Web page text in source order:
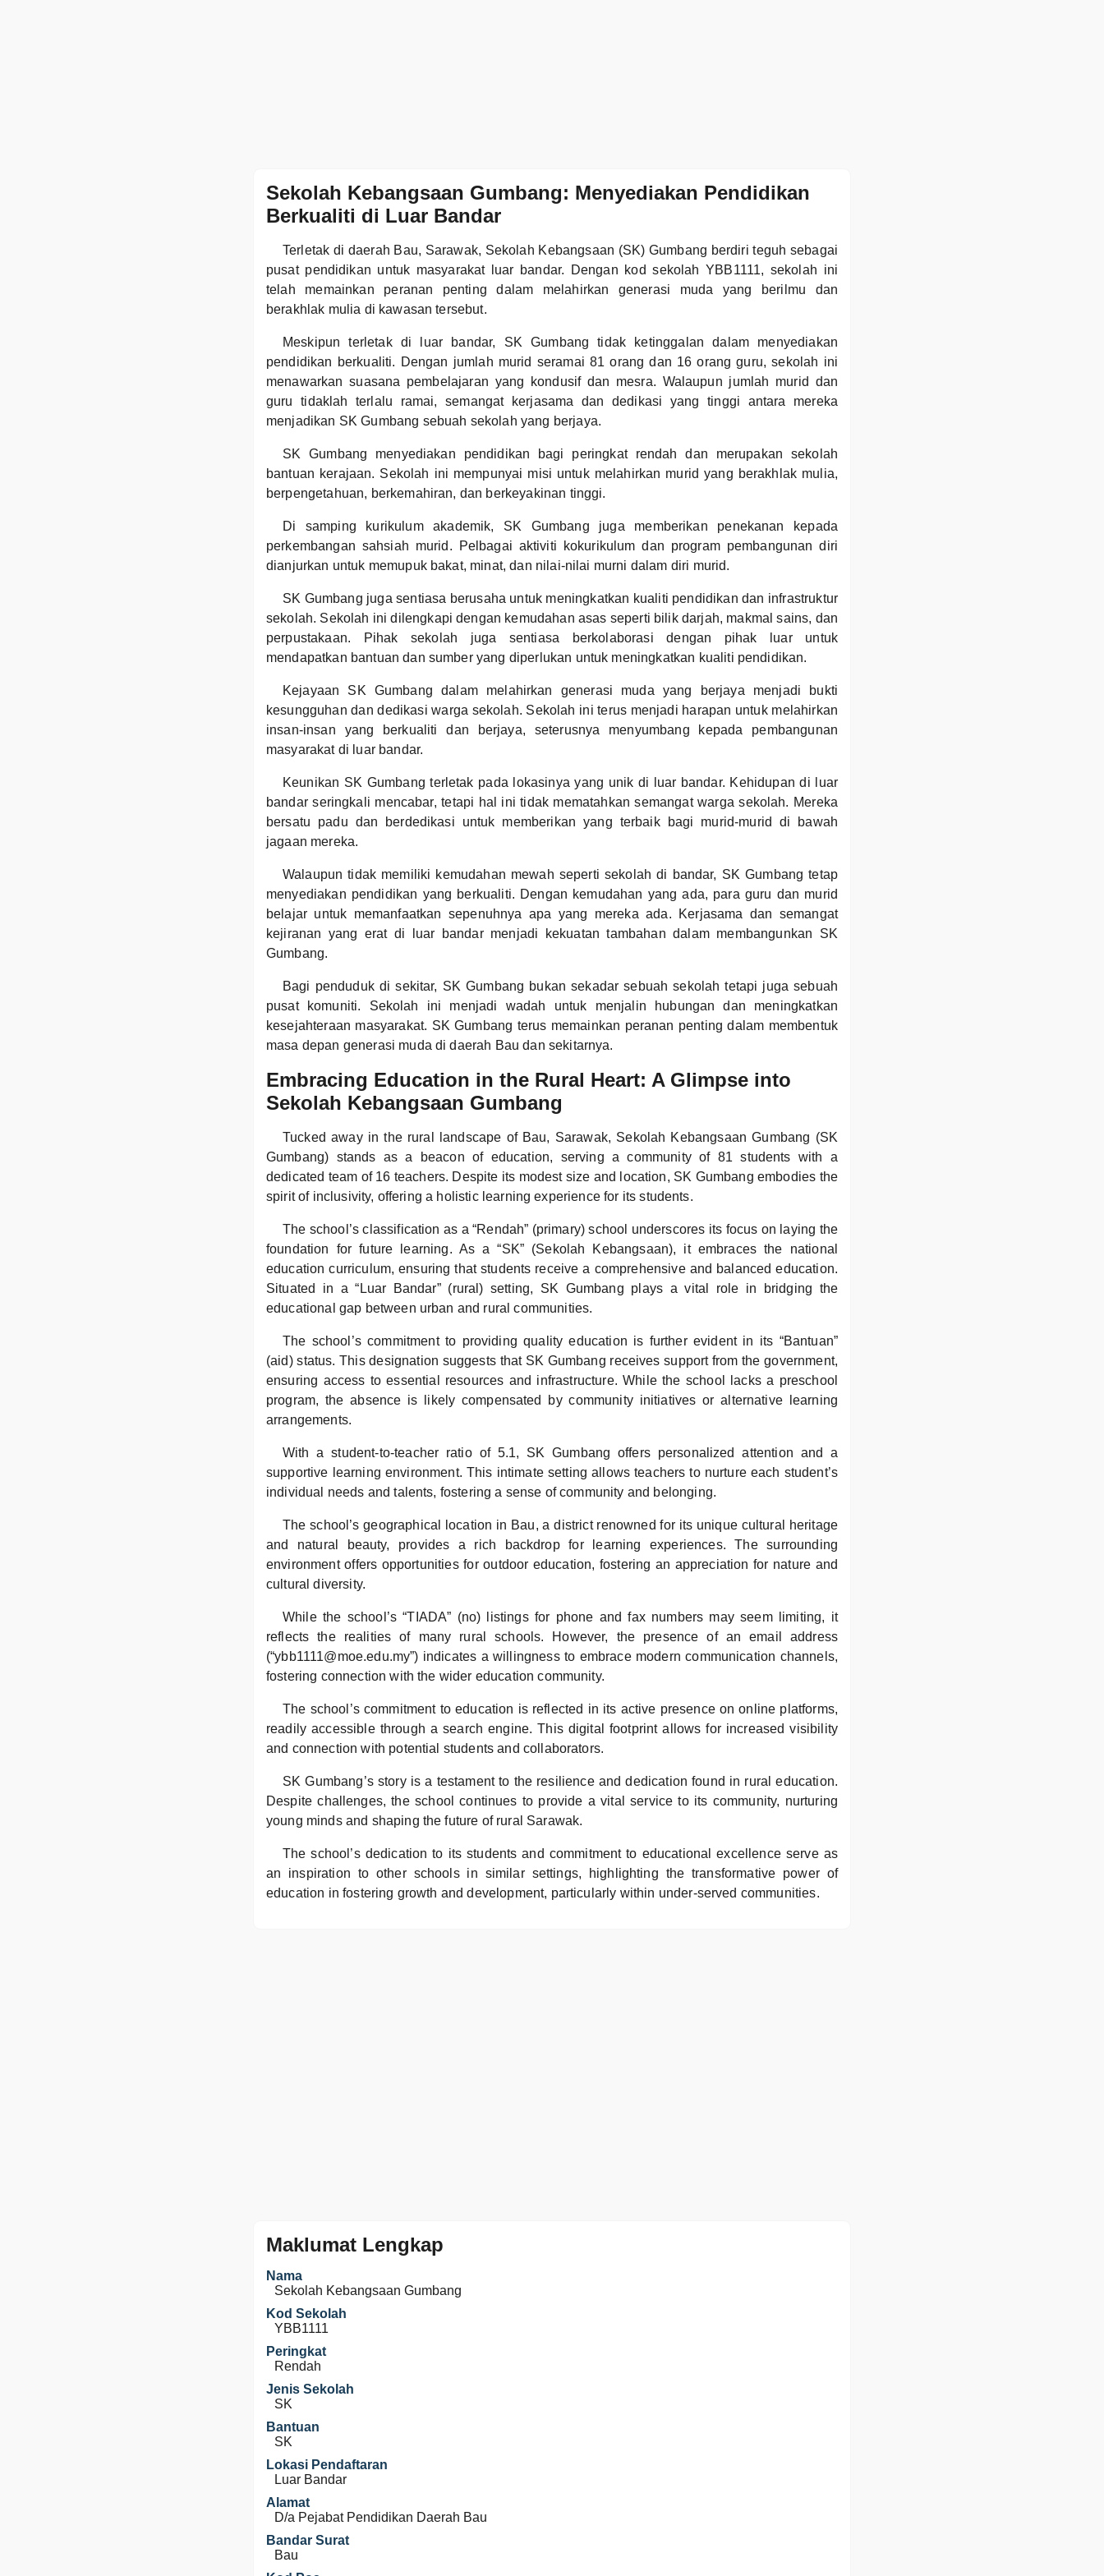
Sekolah Kebangsaan Gumbang: Menyediakan Pendidikan
Berkualiti di Luar Bandar
Terletak di daerah Bau, Sarawak, Sekolah Kebangsaan (SK) Gumbang berdiri teguh sebagai
pusat pendidikan untuk masyarakat luar bandar. Dengan kod sekolah YBB1111, sekolah ini
telah memainkan peranan penting dalam melahirkan generasi muda yang berilmu dan
berakhlak mulia di kawasan tersebut.
Meskipun terletak di luar bandar, SK Gumbang tidak ketinggalan dalam menyediakan
pendidikan berkualiti. Dengan jumlah murid seramai 81 orang dan 16 orang guru, sekolah ini
menawarkan suasana pembelajaran yang kondusif dan mesra. Walaupun jumlah murid dan
guru tidaklah terlalu ramai, semangat kerjasama dan dedikasi yang tinggi antara mereka
menjadikan SK Gumbang sebuah sekolah yang berjaya.
SK Gumbang menyediakan pendidikan bagi peringkat rendah dan merupakan sekolah
bantuan kerajaan. Sekolah ini mempunyai misi untuk melahirkan murid yang berakhlak mulia,
berpengetahuan, berkemahiran, dan berkeyakinan tinggi.
Di samping kurikulum akademik, SK Gumbang juga memberikan penekanan kepada
perkembangan sahsiah murid. Pelbagai aktiviti kokurikulum dan program pembangunan diri
dianjurkan untuk memupuk bakat, minat, dan nilai-nilai murni dalam diri murid.
SK Gumbang juga sentiasa berusaha untuk meningkatkan kualiti pendidikan dan infrastruktur
sekolah. Sekolah ini dilengkapi dengan kemudahan asas seperti bilik darjah, makmal sains, dan
perpustakaan. Pihak sekolah juga sentiasa berkolaborasi dengan pihak luar untuk
mendapatkan bantuan dan sumber yang diperlukan untuk meningkatkan kualiti pendidikan.
Kejayaan SK Gumbang dalam melahirkan generasi muda yang berjaya menjadi bukti
kesungguhan dan dedikasi warga sekolah. Sekolah ini terus menjadi harapan untuk melahirkan
insan-insan yang berkualiti dan berjaya, seterusnya menyumbang kepada pembangunan
masyarakat di luar bandar.
Keunikan SK Gumbang terletak pada lokasinya yang unik di luar bandar. Kehidupan di luar
bandar seringkali mencabar, tetapi hal ini tidak mematahkan semangat warga sekolah. Mereka
bersatu padu dan berdedikasi untuk memberikan yang terbaik bagi murid-murid di bawah
jagaan mereka.
Walaupun tidak memiliki kemudahan mewah seperti sekolah di bandar, SK Gumbang tetap
menyediakan pendidikan yang berkualiti. Dengan kemudahan yang ada, para guru dan murid
belajar untuk memanfaatkan sepenuhnya apa yang mereka ada. Kerjasama dan semangat
kejiranan yang erat di luar bandar menjadi kekuatan tambahan dalam membangunkan SK
Gumbang.
Bagi penduduk di sekitar, SK Gumbang bukan sekadar sebuah sekolah tetapi juga sebuah
pusat komuniti. Sekolah ini menjadi wadah untuk menjalin hubungan dan meningkatkan
kesejahteraan masyarakat. SK Gumbang terus memainkan peranan penting dalam membentuk
masa depan generasi muda di daerah Bau dan sekitarnya.
Embracing Education in the Rural Heart: A Glimpse into
Sekolah Kebangsaan Gumbang
Tucked away in the rural landscape of Bau, Sarawak, Sekolah Kebangsaan Gumbang (SK
Gumbang) stands as a beacon of education, serving a community of 81 students with a
dedicated team of 16 teachers. Despite its modest size and location, SK Gumbang embodies the
spirit of inclusivity, offering a holistic learning experience for its students.
The school’s classification as a “Rendah” (primary) school underscores its focus on laying the
foundation for future learning. As a “SK” (Sekolah Kebangsaan), it embraces the national
education curriculum, ensuring that students receive a comprehensive and balanced education.
Situated in a “Luar Bandar” (rural) setting, SK Gumbang plays a vital role in bridging the
educational gap between urban and rural communities.
The school’s commitment to providing quality education is further evident in its “Bantuan”
(aid) status. This designation suggests that SK Gumbang receives support from the government,
ensuring access to essential resources and infrastructure. While the school lacks a preschool
program, the absence is likely compensated by community initiatives or alternative learning
arrangements.
With a student-to-teacher ratio of 5.1, SK Gumbang offers personalized attention and a
supportive learning environment. This intimate setting allows teachers to nurture each student’s
individual needs and talents, fostering a sense of community and belonging.
The school’s geographical location in Bau, a district renowned for its unique cultural heritage
and natural beauty, provides a rich backdrop for learning experiences. The surrounding
environment offers opportunities for outdoor education, fostering an appreciation for nature and
cultural diversity.
While the school’s “TIADA” (no) listings for phone and fax numbers may seem limiting, it
reflects the realities of many rural schools. However, the presence of an email address
(“ybb1111@moe.edu.my”) indicates a willingness to embrace modern communication channels,
fostering connection with the wider education community.
The school’s commitment to education is reflected in its active presence on online platforms,
readily accessible through a search engine. This digital footprint allows for increased visibility
and connection with potential students and collaborators.
SK Gumbang’s story is a testament to the resilience and dedication found in rural education.
Despite challenges, the school continues to provide a vital service to its community, nurturing
young minds and shaping the future of rural Sarawak.
The school’s dedication to its students and commitment to educational excellence serve as
an inspiration to other schools in similar settings, highlighting the transformative power of
education in fostering growth and development, particularly within under-served communities.
Maklumat Lengkap
Nama
Sekolah Kebangsaan Gumbang
Kod Sekolah
YBB1111
Peringkat
Rendah
Jenis Sekolah
SK
Bantuan
SK
Lokasi Pendaftaran
Luar Bandar
Alamat
D/a Pejabat Pendidikan Daerah Bau
Bandar Surat
Bau